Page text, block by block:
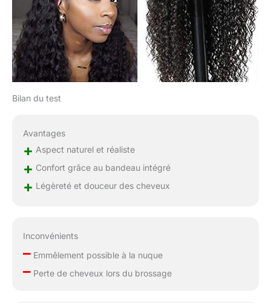
Bilan du test
Avantages
+ Aspect naturel et réaliste
+ Confort grâce au bandeau intégré
+ Légèreté et douceur des cheveux
Inconvénients
–Emmêlement possible à la nuque
–Perte de cheveux lors du brossage